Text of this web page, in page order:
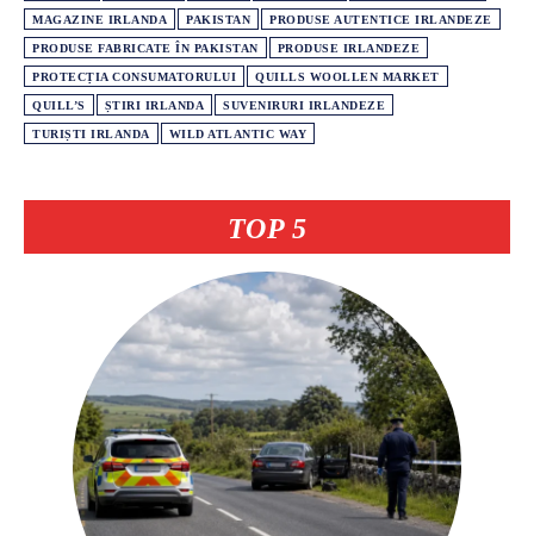
TOP 5
MAGAZINE IRLANDA PAKISTAN PRODUSE AUTENTICE IRLANDEZE
PRODUSE FABRICATE ÎN PAKISTAN PRODUSE IRLANDEZE
PROTECȚIA CONSUMATORULUI QUILLS WOOLLEN MARKET
QUILL’S ȘTIRI IRLANDA SUVENIRURI IRLANDEZE
TURIȘTI IRLANDA WILD ATLANTIC WAY